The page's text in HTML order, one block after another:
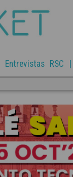
Entrevistas RSC